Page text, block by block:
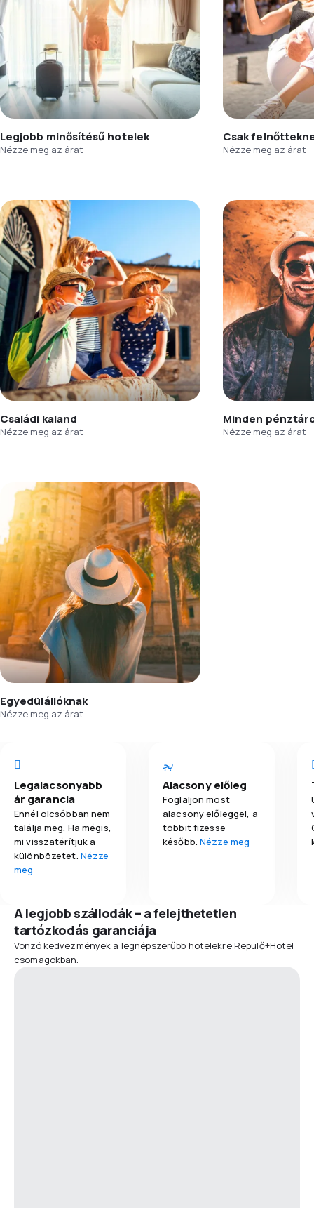
Legjobb minősítésű hotelek
Nézze meg az árat
Csak
Nézze meg az árat
Családi kaland
Nézze meg az árat
Minden
Nézze meg az árat
Egyedülállóknak
Nézze meg az árat
Legalacsonyabb
ár garancia
Ennél olcsóbban nem
találja meg. Ha mégis,
mi visszatérítjük a
különbözetet. Nézze
meg
Alacsony előleg
Foglaljon most
alacsony előleggel, a
többit fizesse
később.Nézze meg
A legjobb szállodák – a felejthetetlen
tartózkodás garanciája
Vonzó kedvezmények a legnépszerűbb hotelekre Repülő+Hotel
csomagokban.